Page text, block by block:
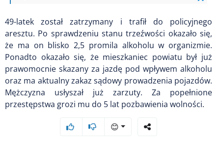
49-latek został zatrzymany i trafił do policyjnego
aresztu. Po sprawdzeniu stanu trzeźwości okazało się,
że ma on blisko 2,5 promila alkoholu w organizmie.
Ponadto okazało się, że mieszkaniec powiatu był już
prawomocnie skazany za jazdę pod wpływem alkoholu
oraz ma aktualny zakaz sądowy prowadzenia pojazdów.
Mężczyzna usłyszał już zarzuty. Za popełnione
przestępstwa grozi mu do 5 lat pozbawienia wolności.
😊